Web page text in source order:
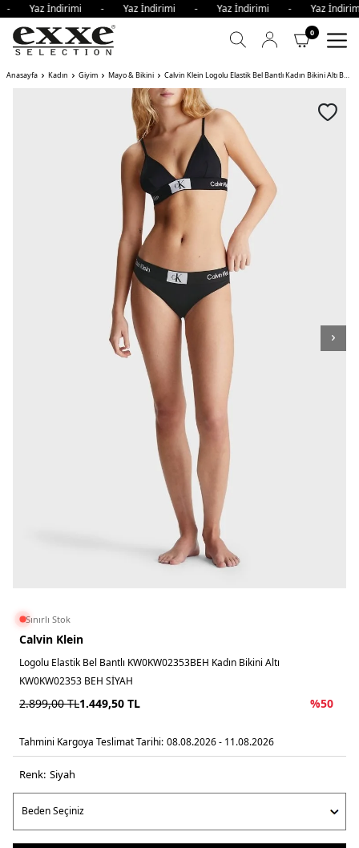
Yaz İndirimi - Yaz İndirimi - Yaz İndirimi - Yaz
0
Anasayfa Kadın Giyim Mayo & Bikini Calvin Klein Logolu Elastik Bel Bantlı Kadın Bikini Altı BEH
Sınırlı Stok
Calvin Klein
Logolu Elastik Bel Bantlı KW0KW02353BEH Kadın Bikini Altı
KW0KW02353 BEH SİYAH
2.899,00TL1.449,50 TL %50
Tahmini Kargoya Teslimat Tarihi: 08.08.2026 - 11.08.2026
Renk: si̇yah